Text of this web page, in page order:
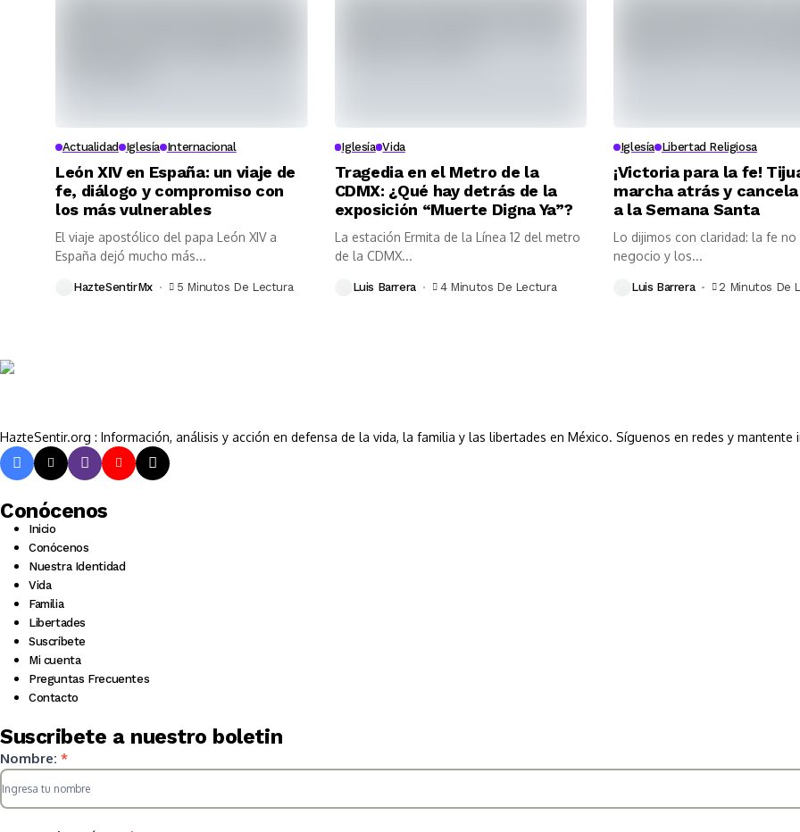
Actualidad Iglesía Internacional
León XIV en España: un viaje de
fe, diálogo y compromiso con
los más vulnerables
El viaje apostólico del papa León XIV a
España dejó mucho más...
HazteSentirMx 5 Minutos De Lectura
Iglesía Vida
Tragedia en el Metro de la
CDMX: ¿Qué hay detrás de la
exposición “Muerte Digna Ya”?
La estación Ermita de la Línea 12 del metro
de la CDMX...
Luis Barrera 4 Minutos De Lectura
Iglesía Libertad Religiosa
¡Victoria para la fe!
marcha atrás y
a la Semana Santa
Lo dijimos con claridad: la fe no
negocio y los...
Luis Barrera 2 Minutos De
HazteSentir.org : Información, análisis y acción en defensa de la vida, la familia y las libertades en México. Síguenos en redes y mantente
Conócenos
Inicio
Conócenos
Nuestra Identidad
Vida
Familia
Libertades
Suscríbete
Mi cuenta
Preguntas Frecuentes
Contacto
Suscribete a nuestro boletin
Suscripcion
HS
Nombre: *